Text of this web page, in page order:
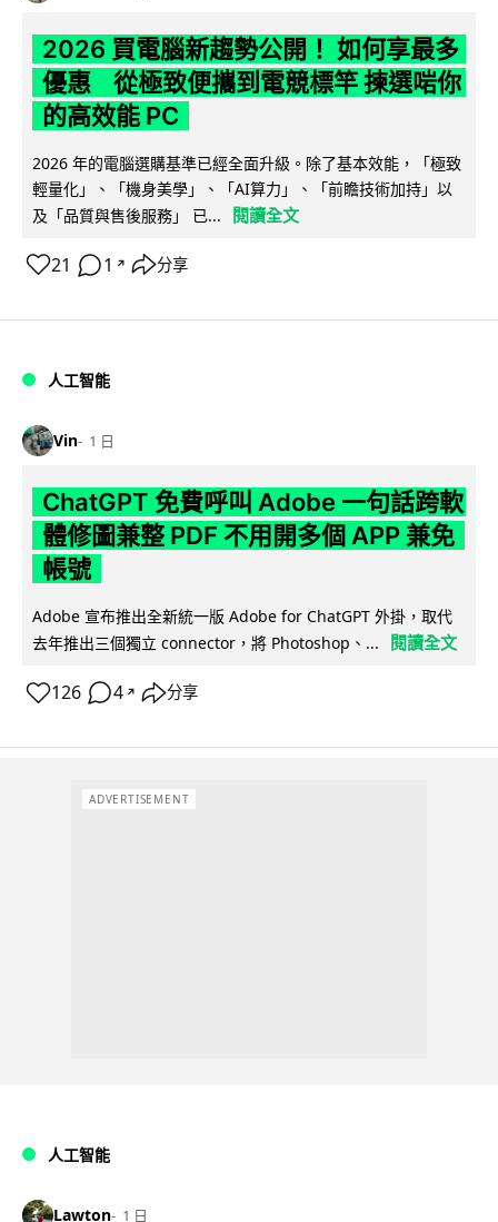
2026 買電腦新趨勢公開！ 如何享最多
優惠 從極致便攜到電競標竿 揀選啱你
的高效能 PC
2026 年的電腦選購基準已經全面升級。除了基本效能，「極致
輕量化」、「機身美學」、「AI算力」、「前瞻技術加持」以
及「品質與售後服務」 已...
閱讀全文
21 1 ↗ 分享
人工智能
Vin 1 日
ChatGPT 免費呼叫 Adobe 一句話跨軟
體修圖兼整 PDF 不用開多個 APP 兼免
帳號
Adobe 宣布推出全新統一版 Adobe for ChatGPT 外掛，取代
去年推出三個獨立 connector，將 Photoshop、...
閱讀全文
126 4 ↗ 分享
ADVERTISEMENT
人工智能
Lawton 1 日